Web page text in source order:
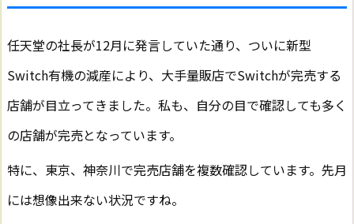
任天堂の社長が12月に発言していた通り、ついに新型
Switch有機の減産により、大手量販店でSwitchが完売する
店舗が目立ってきました。私も、自分の目で確認しても多く
の店舗が完売となっています。
特に、東京、神奈川で完売店舗を複数確認しています。先月
には想像出来ない状況ですね。